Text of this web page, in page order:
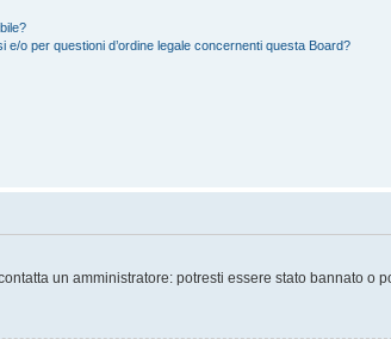
o per questioni d’ordine legale concernenti questa Board?
un amministratore: potresti essere stato bannato o